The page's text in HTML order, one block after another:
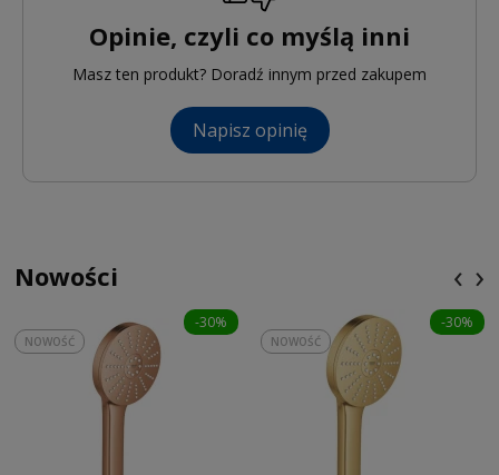
Opinie, czyli co myślą inni
Masz ten produkt? Doradź innym przed zakupem
Napisz opinię
Nowości
-30%
NOWOŚĆ
-30%
NOWOŚĆ
‹ ›